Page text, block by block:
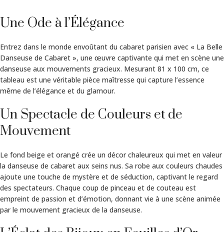
Une Ode à l’Élégance
Entrez dans le monde envoûtant du cabaret parisien avec « La Belle
Danseuse de Cabaret », une œuvre captivante qui met en scène une
danseuse aux mouvements gracieux. Mesurant 81 x 100 cm, ce
tableau est une véritable pièce maîtresse qui capture l’essence
même de l’élégance et du glamour.
Un Spectacle de Couleurs et de
Mouvement
Le fond beige et orangé crée un décor chaleureux qui met en valeur
la danseuse de cabaret aux seins nus. Sa robe aux couleurs chaudes
ajoute une touche de mystère et de séduction, captivant le regard
des spectateurs. Chaque coup de pinceau et de couteau est
empreint de passion et d’émotion, donnant vie à une scène animée
par le mouvement gracieux de la danseuse.